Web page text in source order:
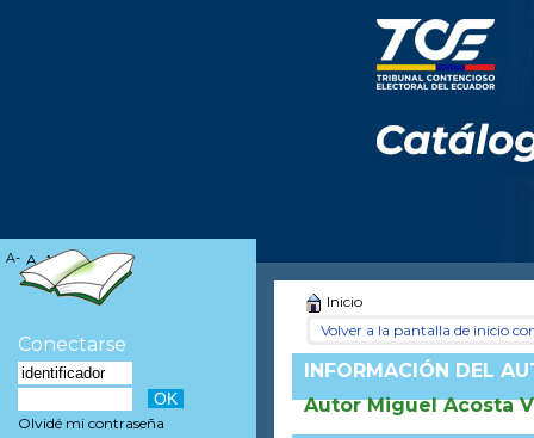
Inicio
Volver a la pantalla de inicio
INFORMACIÓN DEL
Autor Miguel Acosta
A- A A+
Conectarse
Olvidé mi contraseña